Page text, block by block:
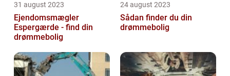
31 august 2023
Ejendomsmægler
Espergærde - find din
drømmebolig
24 august 2023
Sådan finder du din
drømmebolig